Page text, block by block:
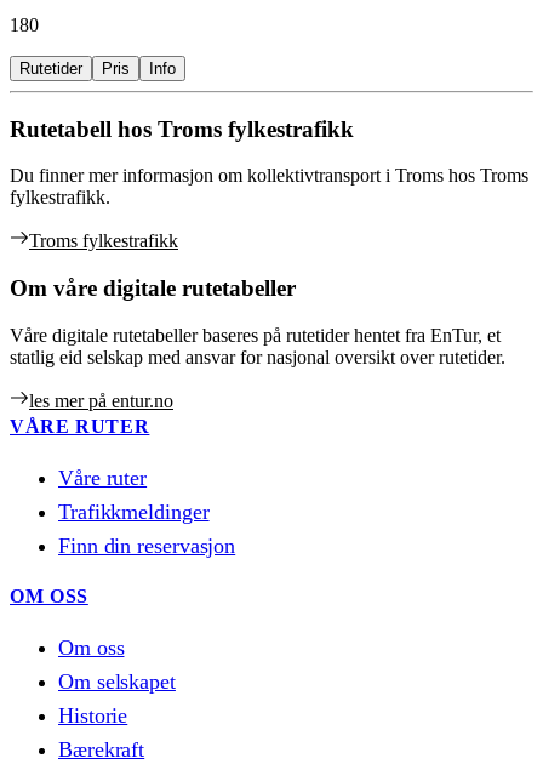
180
Rutetider Pris Info
Rutetabell hos Troms fylkestrafikk
Du finner mer informasjon om kollektivtransport i Troms hos Troms
fylkestrafikk.
Troms fylkestrafikk
Om våre digitale rutetabeller
Våre digitale rutetabeller baseres på rutetider hentet fra EnTur, et
statlig eid selskap med ansvar for nasjonal oversikt over rutetider.
les mer på entur.no
VÅRE RUTER
Våre ruter
Trafikkmeldinger
Finn din reservasjon
OM OSS
Om oss
Om selskapet
Historie
Bærekraft